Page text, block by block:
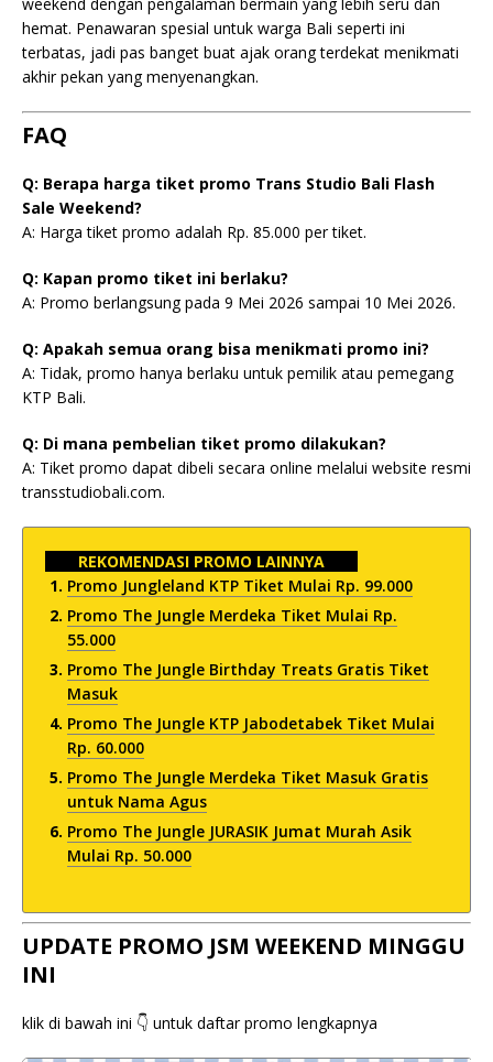
hemat. Penawaran spesial untuk warga Bali seperti ini
terbatas, jadi pas banget buat ajak orang terdekat menikmati
akhir pekan yang menyenangkan.
FAQ
Q: Berapa harga tiket promo Trans Studio Bali Flash
Sale Weekend?
A: Harga tiket promo adalah Rp. 85.000 per tiket.
Q: Kapan promo tiket ini berlaku?
A: Promo berlangsung pada 9 Mei 2026 sampai 10 Mei 2026.
Q: Apakah semua orang bisa menikmati promo ini?
A: Tidak, promo hanya berlaku untuk pemilik atau pemegang
KTP Bali.
Q: Di mana pembelian tiket promo dilakukan?
A: Tiket promo dapat dibeli secara online melalui website resmi
transstudiobali.com.
REKOMENDASI PROMO LAINNYA
Promo Jungleland KTP Tiket Mulai Rp. 99.000
Promo The Jungle Merdeka Tiket Mulai Rp.
55.000
Promo The Jungle Birthday Treats Gratis Tiket
Masuk
Promo The Jungle KTP Jabodetabek Tiket Mulai
Rp. 60.000
Promo The Jungle Merdeka Tiket Masuk Gratis
untuk Nama Agus
Promo The Jungle JURASIK Jumat Murah Asik
Mulai Rp. 50.000
UPDATE PROMO JSM WEEKEND MINGGU
INI
klik di bawah ini 👇 untuk daftar promo lengkapnya